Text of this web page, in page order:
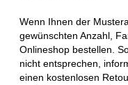
Wenn Ihnen der
gewünschten Anzahl,
Onlineshop bestellen.
nicht entsprechen,
einen kostenlosen